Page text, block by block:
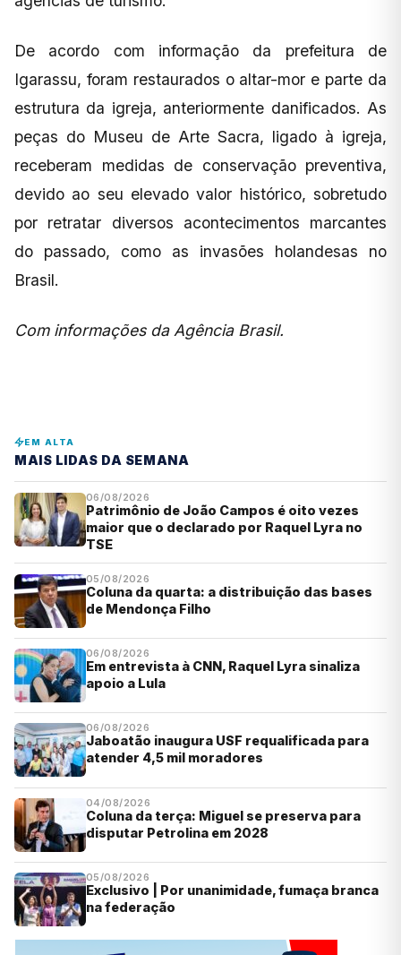
De acordo com informação da prefeitura de
Igarassu, foram restaurados o altar-mor e parte da
estrutura da igreja, anteriormente danificados. As
peças do Museu de Arte Sacra, ligado à igreja,
receberam medidas de conservação preventiva,
devido ao seu elevado valor histórico, sobretudo
por retratar diversos acontecimentos marcantes
do passado, como as invasões holandesas no
Brasil.
Com informações da Agência Brasil.
EM ALTA
MAIS LIDAS DA SEMANA
06/08/2026
Patrimônio de João Campos é oito vezes
maior que o declarado por Raquel Lyra no
TSE
05/08/2026
Coluna da quarta: a distribuição das bases
de Mendonça Filho
06/08/2026
Em entrevista à CNN, Raquel Lyra sinaliza
apoio a Lula
06/08/2026
Jaboatão inaugura USF requalificada para
atender 4,5 mil moradores
04/08/2026
Coluna da terça: Miguel se preserva para
disputar Petrolina em 2028
05/08/2026
Exclusivo | Por unanimidade, fumaça branca
na federação